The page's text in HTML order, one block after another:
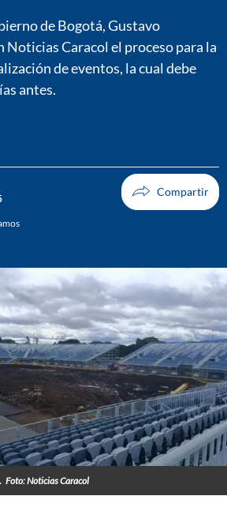
de Bogotá, Gustavo
Noticias Caracol el proceso para la
de eventos, la cual debe
antes.
Foto: Noticias Caracol